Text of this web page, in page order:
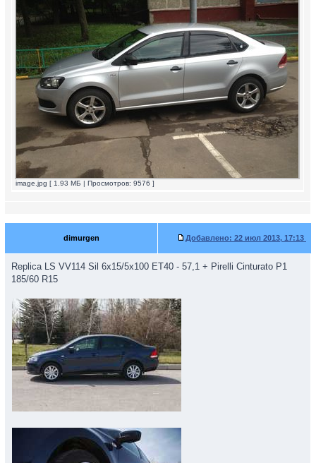
image.jpg [ 1.93 МБ | Просмотров: 9576 ]
dimurgen Добавлено: 22 июл 2013, 17:13
Replica LS VV114 Sil 6x15/5x100 ET40 - 57,1 + Pirelli Cinturato P1
185/60 R15